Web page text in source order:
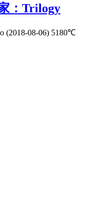
：Trilogy
(2018-08-06) 5180℃